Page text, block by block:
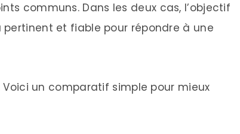
communs. Dans les deux cas, l’objectif
et fiable pour répondre à une
un comparatif simple pour mieux